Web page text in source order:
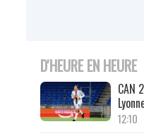
D'HEURE EN HEURE
CAN
12:10